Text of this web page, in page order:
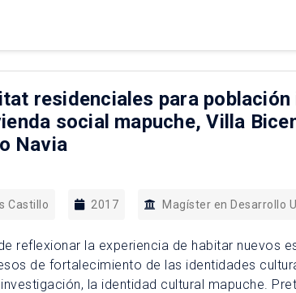
residenciales para población
social mapuche, Villa
Navia
Castillo 2017 Magíster en Desarrollo
reflexionar la experiencia de habitar nuevos
de fortalecimiento de las identidades
la identidad cultural mapuche.